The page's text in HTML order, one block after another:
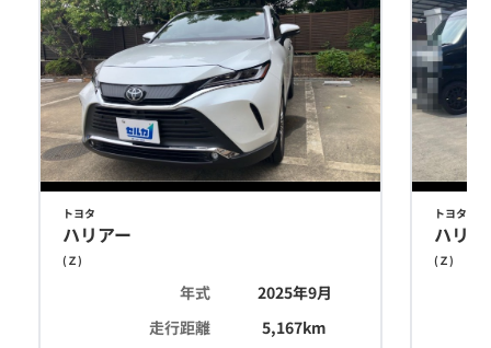
トヨタ
ハリアー
( Ｚ)
年式
2025年9月
走行距離
5,167km
トヨタ
ハリア
( Ｚ)